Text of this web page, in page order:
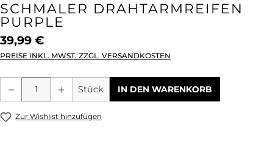
SCHMALER DRAHTARMREIFEN
PURPLE
39,99 €
PREISE INKL. MWST. ZZGL. VERSANDKOSTEN
Produkt Anzahl: Gib den gewünschten
Stück IN DEN WARENKORB
Zur Wishlist hinzufügen